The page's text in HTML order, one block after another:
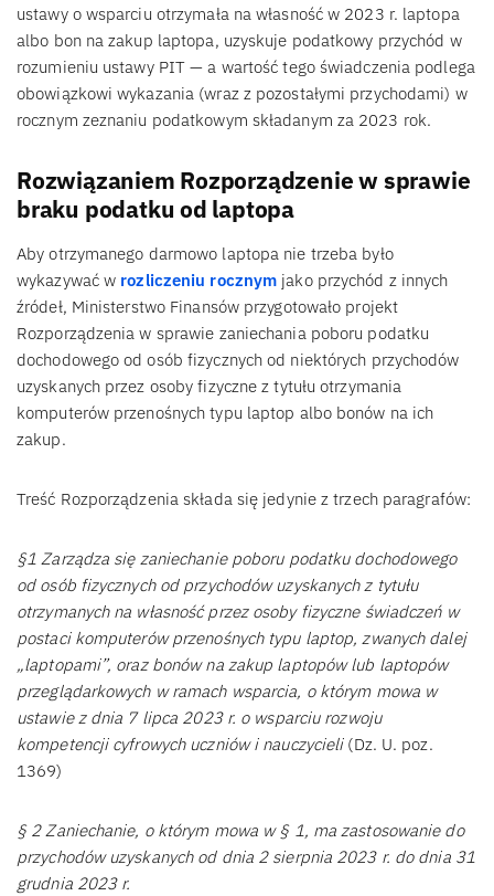
ustawy o wsparciu otrzymała na własność w 2023 r. laptopa
albo bon na zakup laptopa, uzyskuje podatkowy przychód w
rozumieniu ustawy PIT — a wartość tego świadczenia podlega
obowiązkowi wykazania (wraz z pozostałymi przychodami) w
rocznym zeznaniu podatkowym składanym za 2023 rok.
Rozwiązaniem Rozporządzenie w sprawie
braku podatku od laptopa
Aby otrzymanego darmowo laptopa nie trzeba było
wykazywać w rozliczeniu rocznym jako przychód z innych
źródeł, Ministerstwo Finansów przygotowało projekt
Rozporządzenia w sprawie zaniechania poboru podatku
dochodowego od osób fizycznych od niektórych przychodów
uzyskanych przez osoby fizyczne z tytułu otrzymania
komputerów przenośnych typu laptop albo bonów na ich
zakup.
Treść Rozporządzenia składa się jedynie z trzech paragrafów:
§1 Zarządza się zaniechanie poboru podatku dochodowego
od osób fizycznych od przychodów uzyskanych z tytułu
otrzymanych na własność przez osoby fizyczne świadczeń w
postaci komputerów przenośnych typu laptop, zwanych dalej
„laptopami”, oraz bonów na zakup laptopów lub laptopów
przeglądarkowych w ramach wsparcia, o którym mowa w
ustawie z dnia 7 lipca 2023 r. o wsparciu rozwoju
kompetencji cyfrowych uczniów i nauczycieli(Dz. U. poz.
1369)
§ 2 Zaniechanie, o którym mowa w § 1, ma zastosowanie do
przychodów uzyskanych od dnia 2 sierpnia 2023 r. do dnia 31
grudnia 2023 r.